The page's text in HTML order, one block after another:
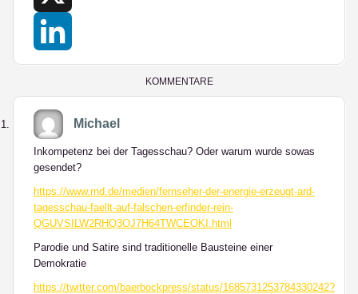
KOMMENTARE
Michael
Inkompetenz bei der Tagesschau? Oder warum wurde sowas
gesendet?
https://www.rnd.de/medien/fernseher-der-energie-erzeugt-ard-
tagesschau-faellt-auf-falschen-erfinder-rein-
QGUVSILW2RHQ3OJ7H64TWCEOKI.html
Parodie und Satire sind traditionelle Bausteine einer
Demokratie
https://twitter.com/baerbockpress/status/1685731253784330242?